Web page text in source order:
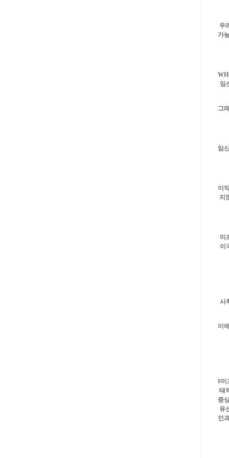
우
가
임
그
임
이
지
미
이
사
이
#미
태
증
유
인